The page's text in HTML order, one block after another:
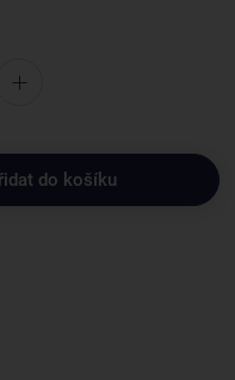
do košíku